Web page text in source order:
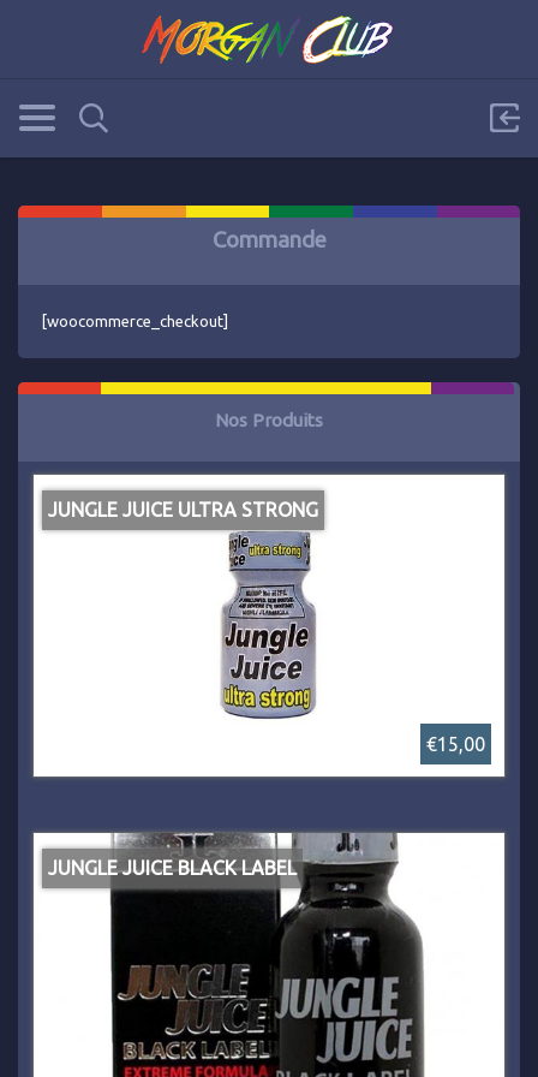
Commande
[woocommerce_checkout]
Nos Produits
JUNGLE JUICE ULTRA STRONG
€15,00
JUNGLE JUICE BLACK LABEL